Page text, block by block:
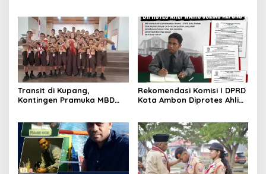
Selisih Barang Bukti
Transit di Kupang,
Kontingen Pramuka MBD
Wali Kota
Rekomendasi Komisi I DPRD
Kota Ambon Diprotes Ahli